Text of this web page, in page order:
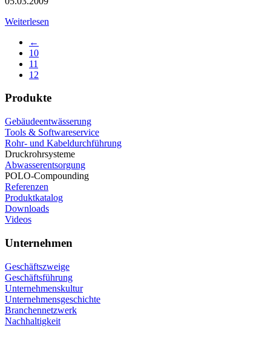
Weiterlesen
←
10
11
12
Produkte
Gebäudeentwässerung
Tools & Softwareservice
Rohr- und Kabeldurchführung
Druckrohrsysteme
Abwasserentsorgung
POLO-Compounding
Referenzen
Produktkatalog
Downloads
Videos
Unternehmen
Geschäftszweige
Geschäftsführung
Unternehmenskultur
Unternehmensgeschichte
Branchennetzwerk
Nachhaltigkeit